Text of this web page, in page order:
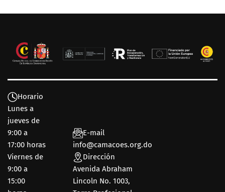
Horario
Lunes a
jueves de
9:00 a
17:00 horas
Viernes de
9:00 a
15:00
E-mail
info@camacoes.org.do
Dirección
Avenida Abraham
Lincoln No. 1003,